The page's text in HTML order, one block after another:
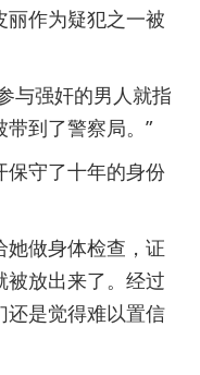
作为疑犯之一被
强奸的男人就指
到了警察局。”
守了十年的身份
做身体检查，证
被放出来了。经过
还是觉得难以置信